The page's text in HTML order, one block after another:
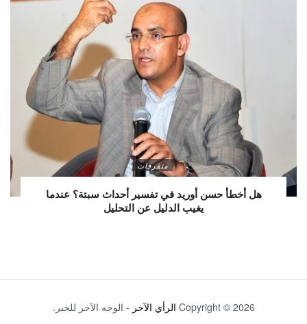
متفرقات
هل أخطأ حسن أوريد في تفسير أحداث سبتة؟ عندما
يغيب الدليل عن التحليل
Copyright © 2026 الرأي الآخر - الوجه الآخر للخبر.